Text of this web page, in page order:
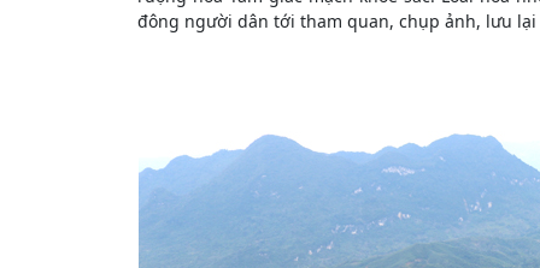
đông người dân tới tham quan, chụp ảnh, lưu